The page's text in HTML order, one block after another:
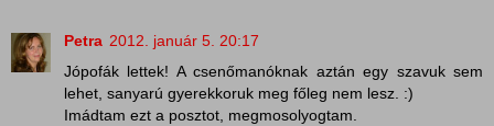
Petra 2012. január 5. 20:17
Jópofák lettek! A csenőmanóknak aztán egy szavuk sem
lehet, sanyarú gyerekkoruk meg főleg nem lesz. :)
Imádtam ezt a posztot, megmosolyogtam.